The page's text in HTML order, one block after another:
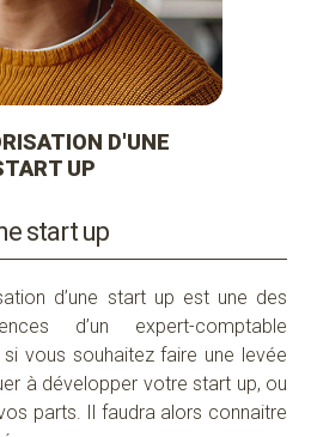
LA
D'UNE
UP
e start up
d’une startup est une des
d’un expert-comptable
vous souhaitez faire une levée
à développer votre start up, ou
parts. Il faudra alors connaitre